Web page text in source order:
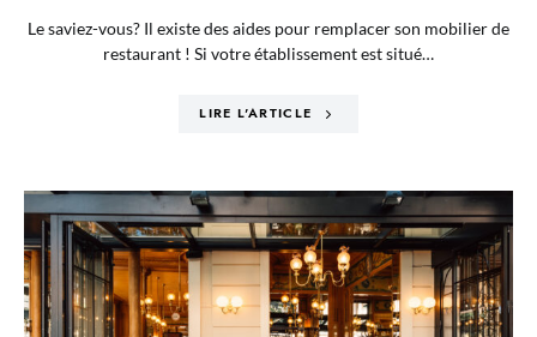
Le saviez-vous? Il existe des aides pour remplacer son mobilier de
restaurant ! Si votre établissement est situé…
LIRE L'ARTICLE